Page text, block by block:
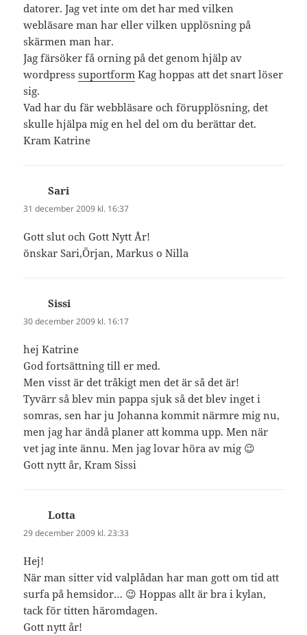
datorer. Jag vet inte om det har med vilken
webläsare man har eller vilken upplösning på
skärmen man har.
Jag färsöker få orning på det genom hjälp av
wordpresssuportform Kag hoppas att det snart löser
sig.
Vad har du fär webbläsare och förupplösning, det
skulle hjälpa mig en hel del om du berättar det.
Kram Katrine
Sari
31 december 2009 kl. 16:37
Gott slut och Gott Nytt År!
önskar Sari,Örjan, Markus o Nilla
Sissi
30 december 2009 kl. 16:17
hej Katrine
God fortsättning till er med.
Men visst är det tråkigt men det är så det är!
Tyvärr så blev min pappa sjuk så det blev inget i
somras, sen har ju Johanna kommit närmre mig nu,
men jag har ändå planer att komma upp. Men när
vet jag inte ännu. Men jag lovar höra av mig 😉
Gott nytt år, Kram Sissi
Lotta
29 december 2009 kl. 23:33
Hej!
När man sitter vid valplådan har man gott om tid att
surfa på hemsidor… 😉 Hoppas allt är bra i kylan,
tack för titten häromdagen.
Gott nytt år!